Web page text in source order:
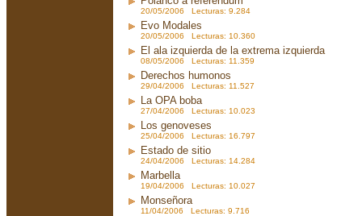
20/05/2006 Lecturas: 9.284
Evo Modales
20/05/2006 Lecturas: 10.360
El ala izquierda de la extrema izquierda
08/05/2006 Lecturas: 11.359
Derechos humonos
29/04/2006 Lecturas: 11.527
La OPA boba
27/04/2006 Lecturas: 10.023
Los genoveses
25/04/2006 Lecturas: 16.797
Estado de sitio
24/04/2006 Lecturas: 14.284
Marbella
19/04/2006 Lecturas: 10.027
Monseñora
11/04/2006 Lecturas: 9.716